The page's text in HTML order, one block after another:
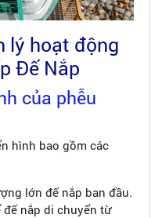
lý hoạt động
Đế Nắp
của phễu
hình bao gồm các
lớn đế nắp ban đầu.
nắp di chuyển từ